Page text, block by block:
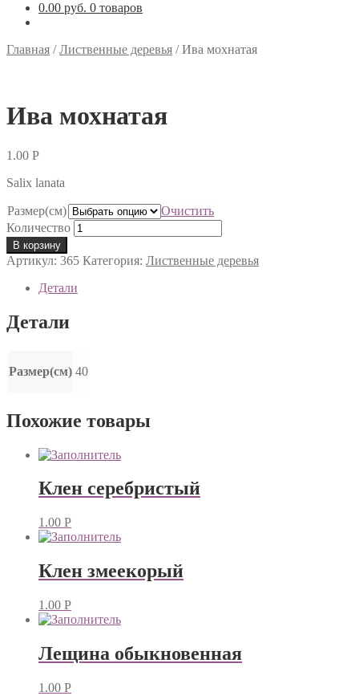
0.00 руб. 0 товаров
Главная /Лиственные деревья /Ива мохнатая
Ива мохнатая
1.00 Р
Salix lanata
Размер(см)
Очистить
Количество
В корзину
Артикул: 365 Категория: Лиственные деревья
Детали
Детали
Размер(см) 40
Похожие товары
Клен серебристый
1.00 Р
Клен змеекорый
1.00 Р
Лещина обыкновенная
1.00 Р